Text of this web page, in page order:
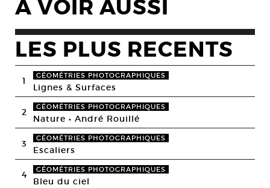
A VOIR AUSSI
LES PLUS RECENTS
1 GÉOMÉTRIES PHOTOGRAPHIQUES
Lignes & Surfaces
2 GÉOMÉTRIES PHOTOGRAPHIQUES
Nature • André Rouillé
3 GÉOMÉTRIES PHOTOGRAPHIQUES
Escaliers
4 GÉOMÉTRIES PHOTOGRAPHIQUES
Bleu du ciel